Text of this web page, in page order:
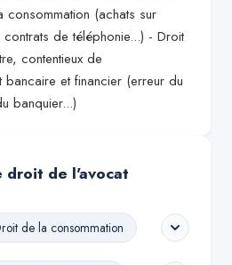
(achats sur
de téléphonie...) - Droit
contentieux de
bancaire et financier (erreur du
banquier...)
droit de l'avocat
de la consommation